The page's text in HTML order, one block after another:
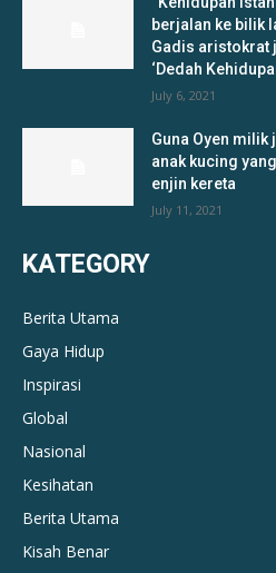
berjalan ke bilik
Gadis aristokrat
‘Dedah
July 6, 2021
Guna Oyen milik
anak kucing
enjin kereta
July 11, 2021
KATEGORY
Berita Utama
Gaya Hidup
Inspirasi
Global
Nasional
Kesihatan
Berita Utama
Kisah Benar